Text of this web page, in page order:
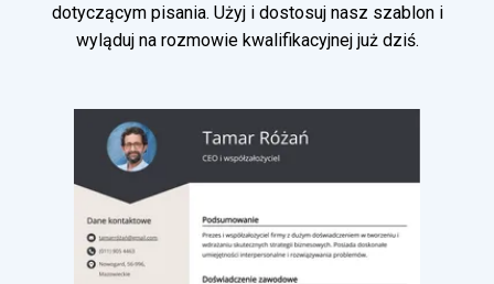
dotyczącym pisania. Użyj i dostosuj nasz szablon i
wyląduj na rozmowie kwalifikacyjnej już dziś.